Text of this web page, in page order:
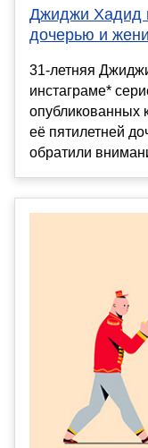
Джиджи Хадид
дочерью и
31-летняя
инстаграме*
опубликованных
её пятилетней
обратили